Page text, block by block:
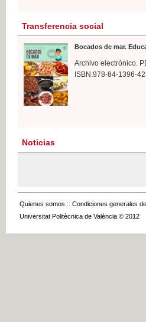
Transferencia social
Bocados de mar.
Archivo electrónico.
ISBN:978-84-1396-
Noticias
Quienes somos :: Condiciones generales
Universitat Politècnica de València © 2012